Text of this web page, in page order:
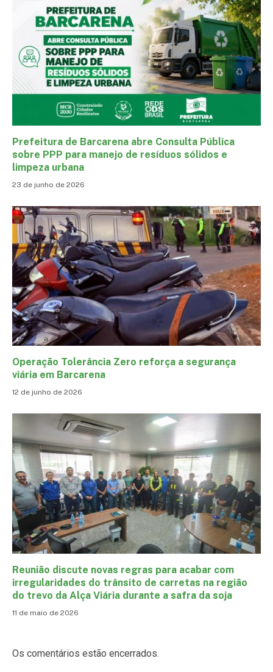
Prefeitura de Barcarena abre Consulta Pública
sobre PPP para manejo de resíduos sólidos e
limpeza urbana
23 de junho de 2026
Operação Tolerância Zero reforça a segurança
viária em Barcarena
12 de junho de 2026
Reunião discute novas regras para acabar com
irregularidades do trânsito de carretas na região
do trevo da Alça Viária durante a safra da soja
11 de maio de 2026
Os comentários estão encerrados.